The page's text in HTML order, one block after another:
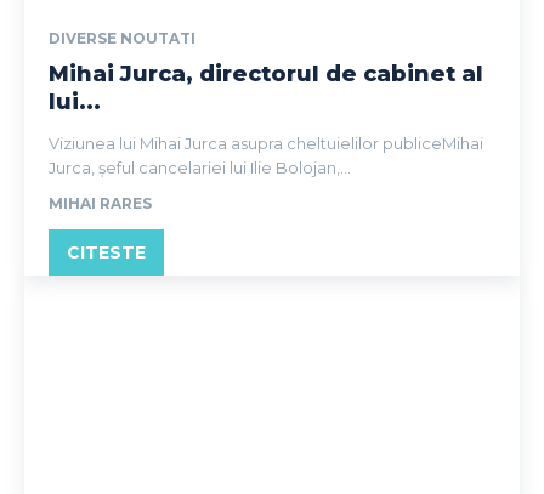
DIVERSE NOUTATI
Mihai Jurca, directorul de cabinet al
lui...
Viziunea lui Mihai Jurca asupra cheltuielilor publiceMihai
Jurca, șeful cancelariei lui Ilie Bolojan,...
MIHAI RARES
CITESTE